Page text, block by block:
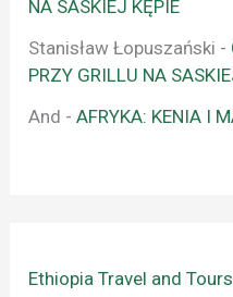
NA SASKIEJ KĘPIE
Stanisław Łopuszański -
PRZY GRILLU NA
And -AFRYKA: KENIA I
Ethiopia Travel and Tours